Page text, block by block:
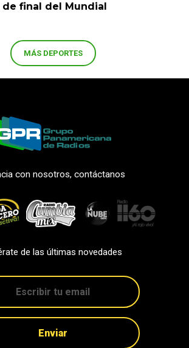
final del Mundial
MÁS DEPORTES
con nosotros, contáctanos
de las últimas novedades
Enviar